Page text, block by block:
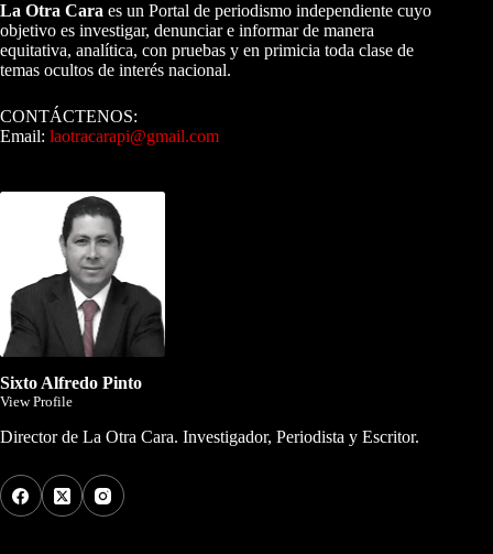
La Otra Cara es un Portal de periodismo independiente cuyo
objetivo es investigar, denunciar e informar de manera
equitativa, analítica, con pruebas y en primicia toda clase de
temas ocultos de interés nacional.
CONTÁCTENOS:
Email: laotracarapi@gmail.com
Sixto Alfredo Pinto
View Profile
Director de La Otra Cara. Investigador, Periodista y Escritor.